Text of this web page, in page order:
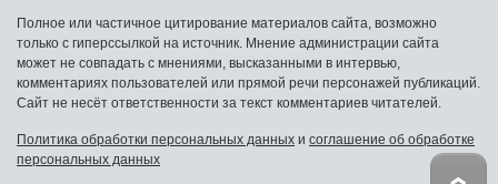
Полное или частичное цитирование материалов сайта, возможно
только с гиперссылкой на источник. Мнение администрации сайта
может не совпадать с мнениями, высказанными в интервью,
комментариях пользователей или прямой речи персонажей публикаций.
Сайт не несёт ответственности за текст комментариев читателей.
Политика обработки персональных данных и соглашение об обработке
персональных данных